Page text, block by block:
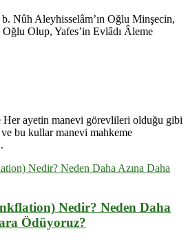
Nûh Aleyhisselâm’ın Oğlu Minşecin,
Olup, Yafes’in Evlâdı Âleme
ayetin manevi görevlileri olduğu gibi
bu kullar manevi mahkeme
Nedir? Neden Daha
Ödüyoruz?